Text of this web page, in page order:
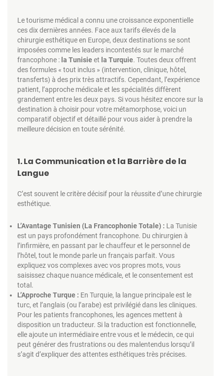
Le tourisme médical a connu une croissance exponentielle
ces dix dernières années. Face aux tarifs élevés de la
chirurgie esthétique en Europe, deux destinations se sont
imposées comme les leaders incontestés sur le marché
francophone : la Tunisie et la Turquie. Toutes deux offrent
des formules « tout inclus » (intervention, clinique, hôtel,
transferts) à des prix très attractifs. Cependant, l’expérience
patient, l’approche médicale et les spécialités diffèrent
grandement entre les deux pays. Si vous hésitez encore sur la
destination à choisir pour votre métamorphose, voici un
comparatif objectif et détaillé pour vous aider à prendre la
meilleure décision en toute sérénité.
1. La Communication et la Barrière de la
Langue
C’est souvent le critère décisif pour la réussite d’une chirurgie
esthétique.
L’Avantage Tunisien (La Francophonie Totale) : La Tunisie
est un pays profondément francophone. Du chirurgien à
l’infirmière, en passant par le chauffeur et le personnel de
l’hôtel, tout le monde parle un français parfait. Vous
expliquez vos complexes avec vos propres mots, vous
saisissez chaque nuance médicale, et le consentement est
total.
L’Approche Turque : En Turquie, la langue principale est le
turc, et l’anglais (ou l’arabe) est privilégié dans les cliniques.
Pour les patients francophones, les agences mettent à
disposition un traducteur. Si la traduction est fonctionnelle,
elle ajoute un intermédiaire entre vous et le médecin, ce qui
peut générer des frustrations ou des malentendus lorsqu’il
s’agit d’expliquer des attentes esthétiques très précises.